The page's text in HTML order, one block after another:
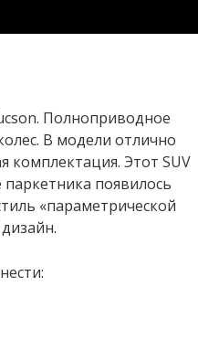
Полноприводное
В модели отлично
комплектация. Этот SUV
появилось
«параметрической